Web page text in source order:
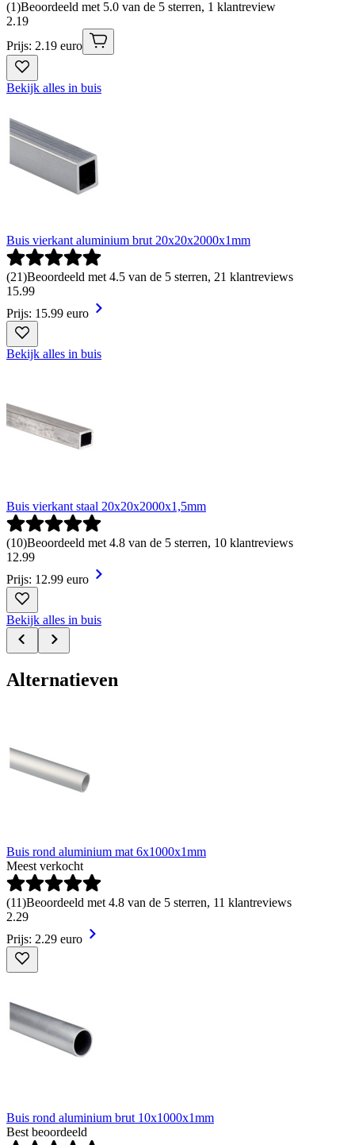
(1)Beoordeeld met 5.0 van de 5 sterren, 1 klantreview
2.19
Prijs: 2.19 euro
Bekijk alles in buis
Buis vierkant aluminium brut 20x20x2000x1mm
(21)Beoordeeld met 4.5 van de 5 sterren, 21 klantreviews
15.99
Prijs: 15.99 euro
Bekijk alles in buis
Buis vierkant staal 20x20x2000x1,5mm
(10)Beoordeeld met 4.8 van de 5 sterren, 10 klantreviews
12.99
Prijs: 12.99 euro
Bekijk alles in buis
Alternatieven
Buis rond aluminium mat 6x1000x1mm
Meest verkocht
(11)Beoordeeld met 4.8 van de 5 sterren, 11 klantreviews
2.29
Prijs: 2.29 euro
Buis rond aluminium brut 10x1000x1mm
Best beoordeeld